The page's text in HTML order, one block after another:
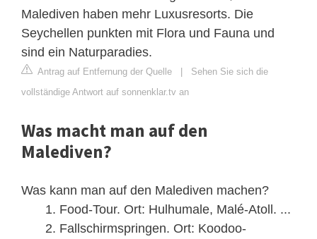
Malediven haben mehr Luxusresorts. Die
Seychellen punkten mit Flora und Fauna und
sind ein Naturparadies.
Antrag auf Entfernung der Quelle | Sehen Sie sich die
vollständige Antwort auf sonnenklar.tv an
Was macht man auf den
Malediven?
Was kann man auf den Malediven machen?
Food-Tour. Ort: Hulhumale, Malé-Atoll. ...
Fallschirmspringen. Ort: Koodoo-